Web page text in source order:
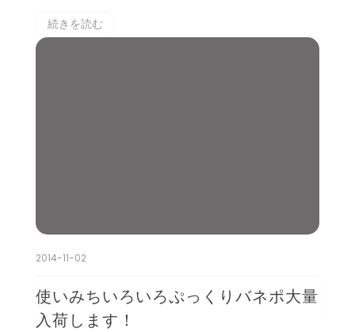
続きを読む
2014-11-02
使いみちいろいろぷっくりバネポ大量
入荷します！